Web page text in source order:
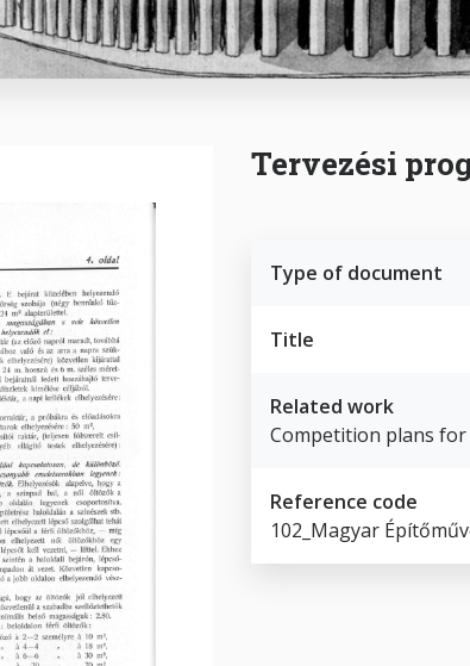
Tervezési
Type of document
Title
Related work
Competition plans
Reference code
102_Magyar